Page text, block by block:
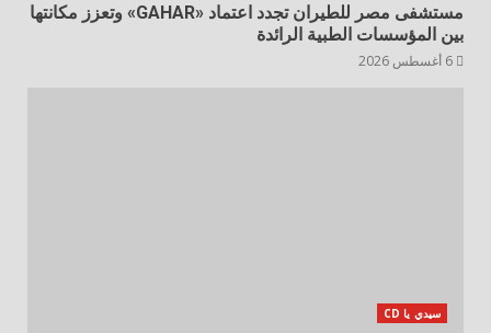
مستشفى مصر للطيران تجدد اعتماد «GAHAR» وتعزز مكانتها
بين المؤسسات الطبية الرائدة
سيدي يا CD